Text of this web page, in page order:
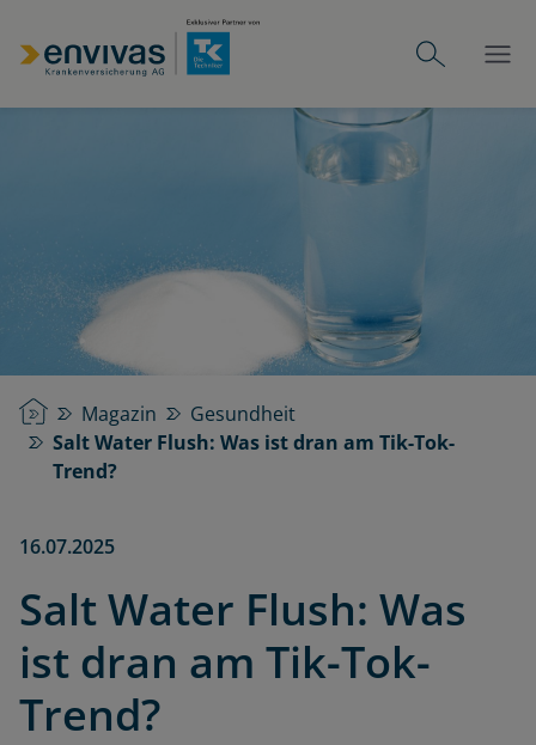
StartseiteMagazin
Gesundheit
Salt Water Flush: Was ist dran am Tik-Tok-
Trend?
16.07.2025
Salt Water Flush: Was
ist dran am Tik-Tok-
Trend?